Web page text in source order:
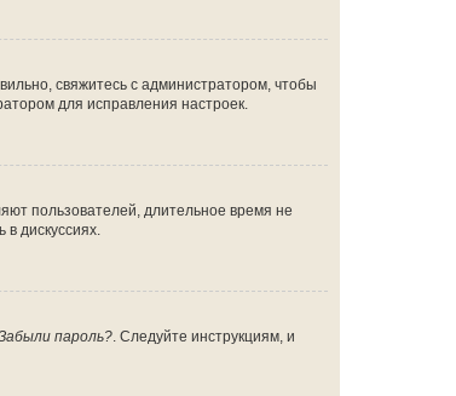
свяжитесь с администратором, чтобы
для исправления настроек.
пользователей, длительное время не
дискуссиях.
пароль?. Следуйте инструкциям, и